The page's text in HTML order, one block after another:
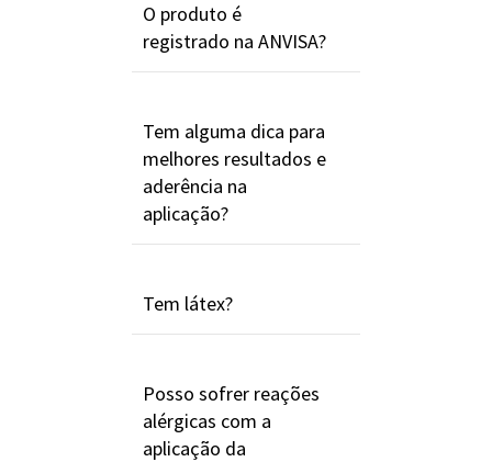
O produto é
registrado na ANVISA?
Tem alguma dica para
melhores resultados e
aderência na
aplicação?
Tem látex?
Posso sofrer reações
alérgicas com a
aplicação da